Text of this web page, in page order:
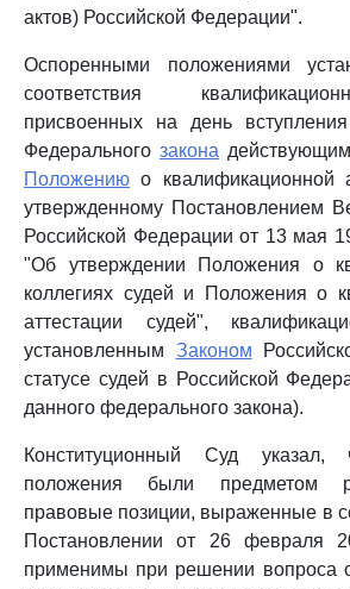
актов) Российской Федерации".
Оспоренными положениями
соответствия
присвоенных на день
Федерального закона
Положению о квалификационной
утвержденному Постановлением
Российской Федерации от 13 мая
"Об утверждении Положения о
коллегиях судей и Положения о
аттестации судей",
установленным Законом
статусе судей в Российской
данного федерального закона).
Конституционный Суд указал,
положения были предметом
правовые позиции, выраженные в
Постановлении от 26 февраля
применимы при решении вопроса